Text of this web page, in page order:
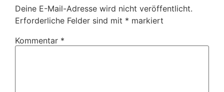
Deine E-Mail-Adresse wird nicht veröffentlicht.
Erforderliche Felder sind mit * markiert
Kommentar *